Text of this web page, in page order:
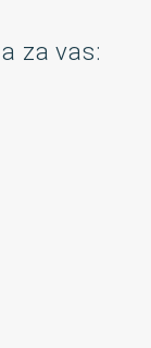
za vas: